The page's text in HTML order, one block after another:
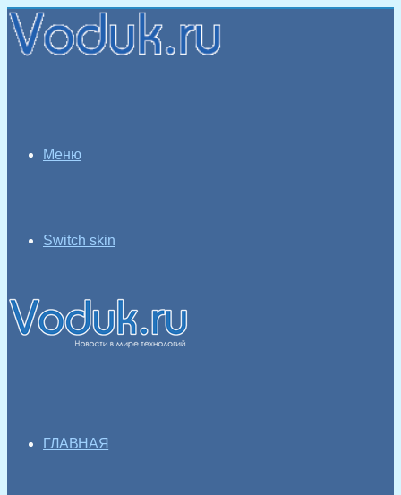
Меню
Switch skin
ГЛАВНАЯ